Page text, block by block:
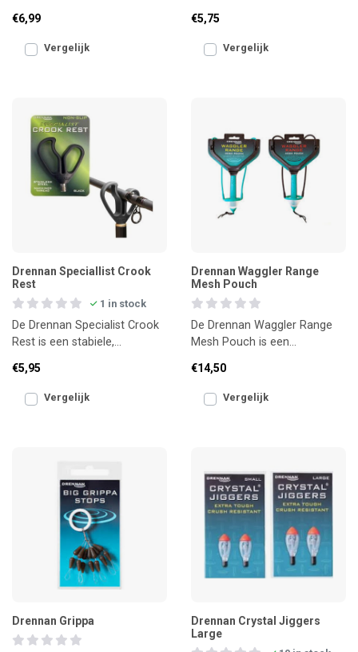
€6,99
Vergelijk
€5,75
Vergelijk
Drennan Speciallist Crook
Rest
1 in stock
De Drennan Specialist Crook
Rest is een stabiele,
je hengel veilig o
€5,95
Vergelijk
Drennan Waggler Range
Mesh Pouch
De Drennan Waggler Range
Mesh Pouch is een
dobber- en
waggleraccessoires. Ho
€14,50
Vergelijk
Drennan Grippa
Drennan Crystal Jiggers
Large